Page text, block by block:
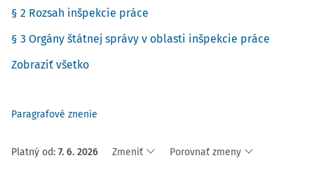
§ 2 Rozsah inšpekcie práce
§ 3 Orgány štátnej správy v oblasti inšpekcie práce
Zobraziť všetko
Paragrafové znenie
Platný od: 7. 6. 2026 Zmeniť Porovnať zmeny